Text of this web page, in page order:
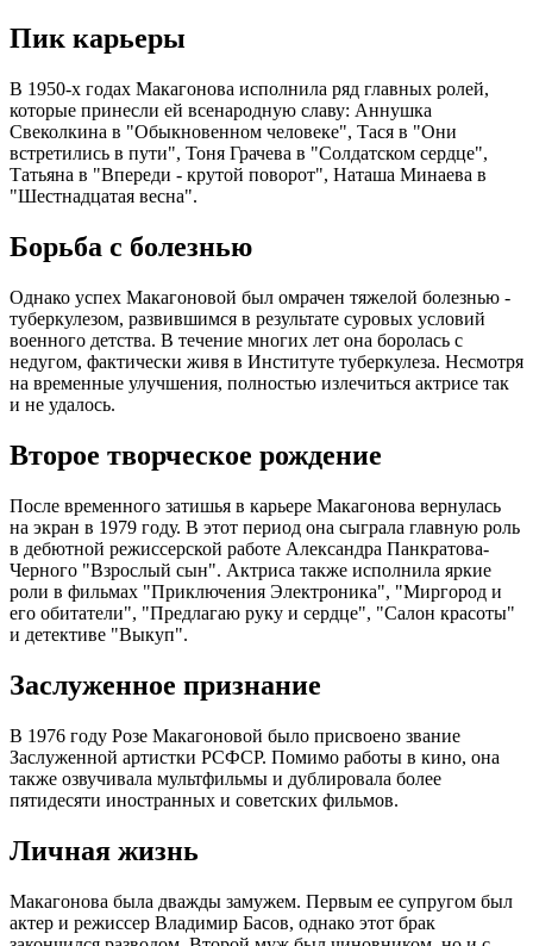
Пик карьеры
В 1950-х годах Макагонова исполнила ряд главных ролей,
которые принесли ей всенародную славу: Аннушка
Свеколкина в "Обыкновенном человеке", Тася в "Они
встретились в пути", Тоня Грачева в "Солдатском сердце",
Татьяна в "Впереди - крутой поворот", Наташа Минаева в
"Шестнадцатая весна".
Борьба с болезнью
Однако успех Макагоновой был омрачен тяжелой болезнью -
туберкулезом, развившимся в результате суровых условий
военного детства. В течение многих лет она боролась с
недугом, фактически живя в Институте туберкулеза. Несмотря
на временные улучшения, полностью излечиться актрисе так
и не удалось.
Второе творческое рождение
После временного затишья в карьере Макагонова вернулась
на экран в 1979 году. В этот период она сыграла главную роль
в дебютной режиссерской работе Александра Панкратова-
Черного "Взрослый сын". Актриса также исполнила яркие
роли в фильмах "Приключения Электроника", "Миргород и
его обитатели", "Предлагаю руку и сердце", "Салон красоты"
и детективе "Выкуп".
Заслуженное признание
В 1976 году Розе Макагоновой было присвоено звание
Заслуженной артистки РСФСР. Помимо работы в кино, она
также озвучивала мультфильмы и дублировала более
пятидесяти иностранных и советских фильмов.
Личная жизнь
Макагонова была дважды замужем. Первым ее супругом был
актер и режиссер Владимир Басов, однако этот брак